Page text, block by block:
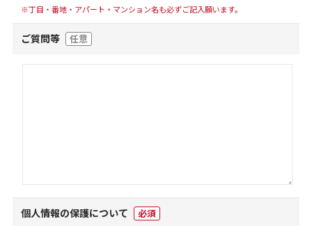
※丁目・番地・アパート・マンション名も必ずご記入願います。
ご質問等 任意
個人情報の保護について 必須